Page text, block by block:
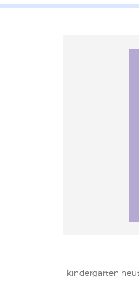
kindergarten